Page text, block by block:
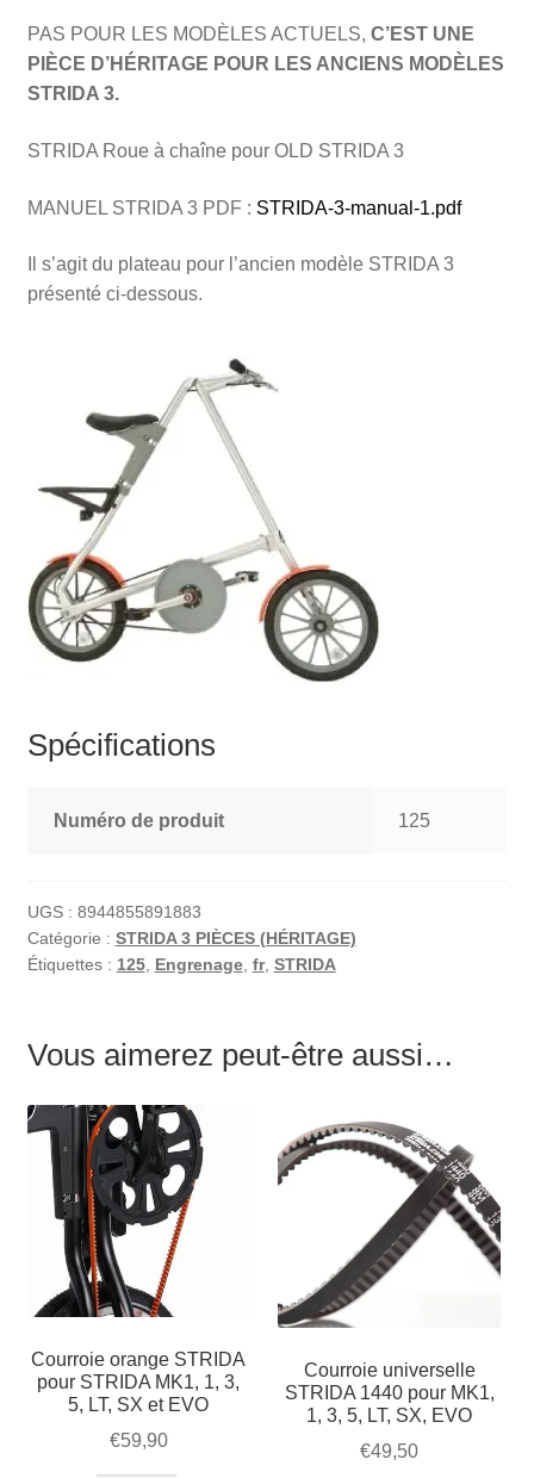
PAS POUR LES MODÈLES ACTUELS, C’EST UNE
PIÈCE D’HÉRITAGE POUR LES ANCIENS MODÈLES
STRIDA 3.
STRIDA Roue à chaîne pour OLD STRIDA 3
MANUEL STRIDA 3 PDF : STRIDA-3-manual-1.pdf
Il s’agit du plateau pour l’ancien modèle STRIDA 3
présenté ci-dessous.
Spécifications
Numéro de produit 125
UGS : 8944855891883
Catégorie : STRIDA 3 PIÈCES (HÉRITAGE)
Étiquettes : 125, Engrenage, fr, STRIDA
Vous aimerez peut-être aussi…
Courroie orange STRIDA
pour STRIDA MK1, 1, 3,
5, LT, SX et EVO
€59,90
Courroie universelle
STRIDA 1440 pour MK1,
1, 3, 5, LT, SX, EVO
€49,50